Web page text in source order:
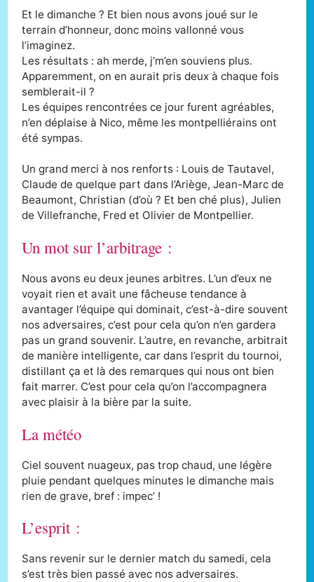
Et le dimanche ? Et bien nous avons joué sur le
terrain d’honneur, donc moins vallonné vous
l’imaginez.
Les résultats : ah merde, j’m’en souviens plus.
Apparemment, on en aurait pris deux à chaque fois
semblerait-il ?
Les équipes rencontrées ce jour furent agréables,
n’en déplaise à Nico, même les montpelliérains ont
été sympas.
Un grand merci à nos renforts : Louis de Tautavel,
Claude de quelque part dans l’Ariège, Jean-Marc de
Beaumont, Christian (d’où ? Et ben ché plus), Julien
de Villefranche, Fred et Olivier de Montpellier.
Un mot sur l’arbitrage :
Nous avons eu deux jeunes arbitres. L’un d’eux ne
voyait rien et avait une fâcheuse tendance à
avantager l’équipe qui dominait, c’est-à-dire souvent
nos adversaires, c’est pour cela qu’on n’en gardera
pas un grand souvenir. L’autre, en revanche, arbitrait
de manière intelligente, car dans l’esprit du tournoi,
distillant ça et là des remarques qui nous ont bien
fait marrer. C’est pour cela qu’on l’accompagnera
avec plaisir à la bière par la suite.
La météo
Ciel souvent nuageux, pas trop chaud, une légère
pluie pendant quelques minutes le dimanche mais
rien de grave, bref : impec’ !
L’esprit :
Sans revenir sur le dernier match du samedi, cela
s’est très bien passé avec nos adversaires.